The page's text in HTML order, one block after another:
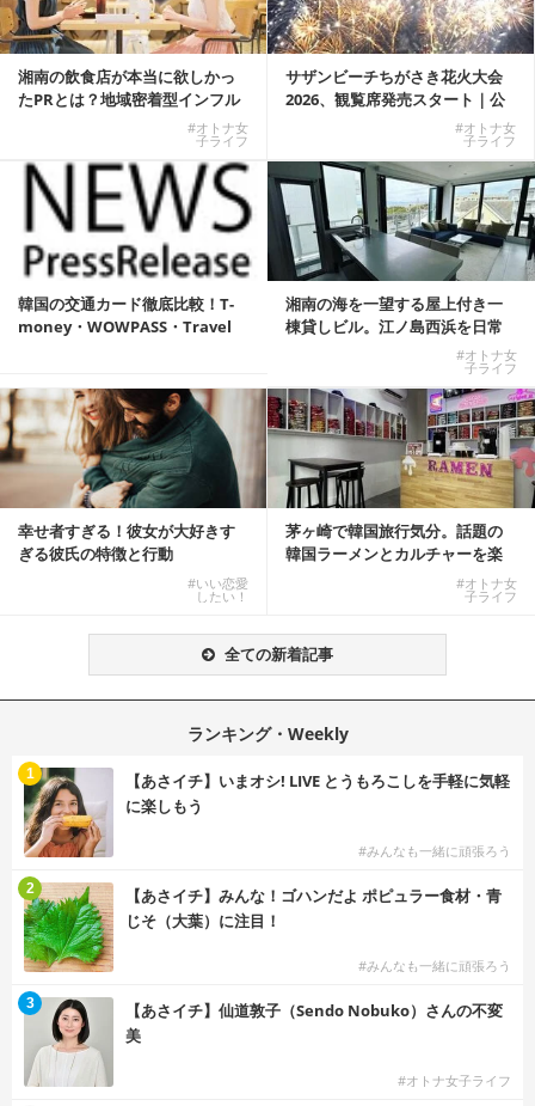
湘南の飲食店が本当に欲しかっ
たPRとは？地域密着型インフル
#オトナ女
子ライフ
サザンビーチちがさき花火大会
2026、観覧席発売スタート｜公
#オトナ女
子ライフ
韓国の交通カード徹底比較！T-
money・WOWPASS・Travel
湘南の海を一望する屋上付き一
棟貸しビル。江ノ島西浜を日常
#オトナ女
子ライフ
幸せ者すぎる！彼女が大好きす
ぎる彼氏の特徴と行動
#いい恋愛
したい！
茅ヶ崎で韓国旅行気分。話題の
韓国ラーメンとカルチャーを楽
#オトナ女
子ライフ
全ての新着記事
ランキング・Weekly
【あさイチ】いまオシ! LIVE とうもろこしを手軽に気軽
に楽しもう
#みんなも一緒に頑張ろう
1
【あさイチ】みんな！ゴハンだよ ポピュラー食材・青
じそ（大葉）に注目！
#みんなも一緒に頑張ろう
2
【あさイチ】仙道敦子（Sendo Nobuko）さんの不変
美
#オトナ女子ライフ
3